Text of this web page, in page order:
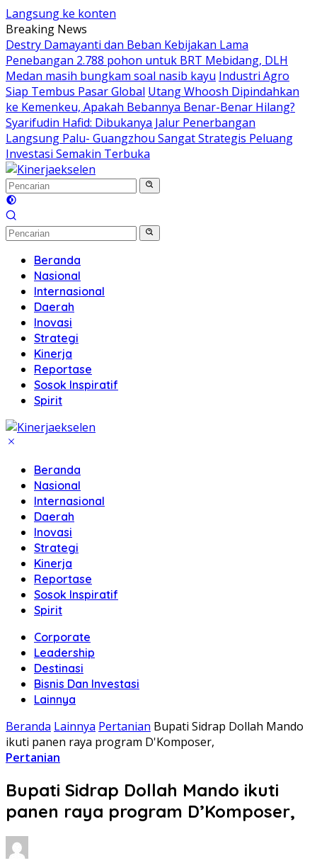
Langsung ke konten
Breaking News
Destry Damayanti dan Beban Kebijakan Lama
Penebangan 2.788 pohon untuk BRT Mebidang, DLH
Medan masih bungkam soal nasib kayu Industri Agro
Siap Tembus Pasar Global Utang Whoosh Dipindahkan
ke Kemenkeu, Apakah Bebannya Benar-Benar Hilang?
Syarifudin Hafid: Dibukanya Jalur Penerbangan
Langsung Palu- Guangzhou Sangat Strategis Peluang
Investasi Semakin Terbuka
Beranda
Nasional
Internasional
Daerah
Inovasi
Strategi
Kinerja
Reportase
Sosok Inspiratif
Spirit
Beranda
Nasional
Internasional
Daerah
Inovasi
Strategi
Kinerja
Reportase
Sosok Inspiratif
Spirit
Corporate
Leadership
Destinasi
Bisnis Dan Investasi
Lainnya
Beranda Lainnya Pertanian Bupati Sidrap Dollah Mando
ikuti panen raya program D'Komposer,
Pertanian
Bupati Sidrap Dollah Mando ikuti
panen raya program D’Komposer,